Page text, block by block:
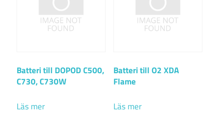
Batteri till DOPOD C500,
C730, C730W
Läs mer
Batteri till O2 XDA
Flame
Läs mer